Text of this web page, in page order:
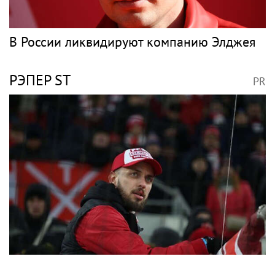
В России ликвидируют компанию Элджея
РЭПЕР ST PR